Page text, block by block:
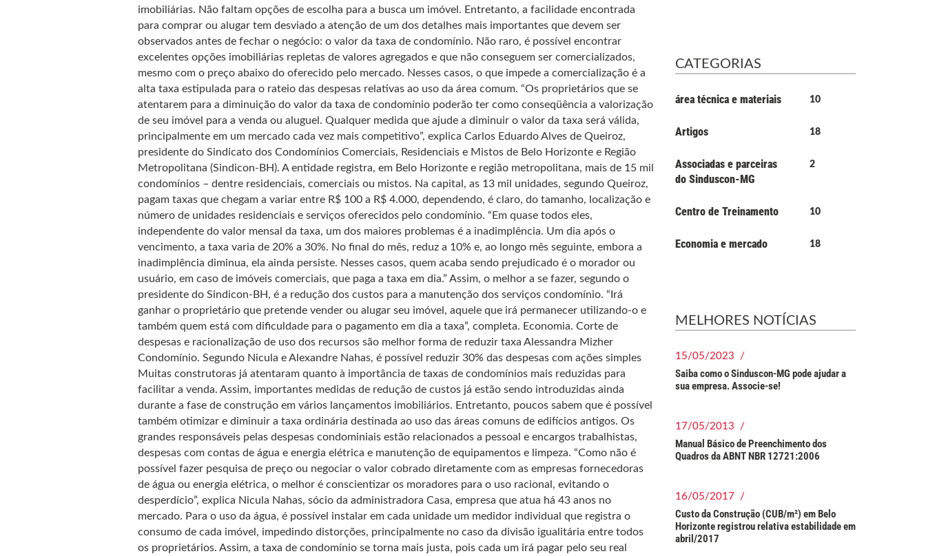
imobiliárias. Não faltam opções de escolha para a busca um imóvel. Entretanto, a facilidade encontrada
para comprar ou alugar tem desviado a atenção de um dos detalhes mais importantes que devem ser
observados antes de fechar o negócio: o valor da taxa de condomínio. Não raro, é possível encontrar
excelentes opções imobiliárias repletas de valores agregados e que não conseguem ser comercializados,
mesmo com o preço abaixo do oferecido pelo mercado. Nesses casos, o que impede a comercialização é a
alta taxa estipulada para o rateio das despesas relativas ao uso da área comum. “Os proprietários que se
atentarem para a diminuição do valor da taxa de condomínio poderão ter como conseqüência a valorização
de seu imóvel para a venda ou aluguel. Qualquer medida que ajude a diminuir o valor da taxa será válida,
principalmente em um mercado cada vez mais competitivo”, explica Carlos Eduardo Alves de Queiroz,
presidente do Sindicato dos Condomínios Comerciais, Residenciais e Mistos de Belo Horizonte e Região
Metropolitana (Sindicon-BH). A entidade registra, em Belo Horizonte e região metropolitana, mais de 15 mil
condomínios – dentre residenciais, comerciais ou mistos. Na capital, as 13 mil unidades, segundo Queiroz,
pagam taxas que chegam a variar entre R$ 100 a R$ 4.000, dependendo, é claro, do tamanho, localização e
número de unidades residenciais e serviços oferecidos pelo condomínio. “Em quase todos eles,
independente do valor mensal da taxa, um dos maiores problemas é a inadimplência. Um dia após o
vencimento, a taxa varia de 20% a 30%. No final do mês, reduz a 10% e, ao longo mês seguinte, embora a
inadimplência diminua, ela ainda persiste. Nesses casos, quem acaba sendo prejudicado é o morador ou
usuário, em caso de imóveis comerciais, que paga a taxa em dia.” Assim, o melhor a se fazer, segundo o
presidente do Sindicon-BH, é a redução dos custos para a manutenção dos serviços condomínio. “Irá
ganhar o proprietário que pretende vender ou alugar seu imóvel, aquele que irá permanecer utilizando-o e
também quem está com dificuldade para o pagamento em dia a taxa”, completa. Economia. Corte de
despesas e racionalização de uso dos recursos são melhor forma de reduzir taxa Alessandra Mizher
Condomínio. Segundo Nicula e Alexandre Nahas, é possível reduzir 30% das despesas com ações simples
Muitas construtoras já atentaram quanto à importância de taxas de condomínios mais reduzidas para
facilitar a venda. Assim, importantes medidas de redução de custos já estão sendo introduzidas ainda
durante a fase de construção em vários lançamentos imobiliários. Entretanto, poucos sabem que é possível
também otimizar e diminuir a taxa ordinária destinada ao uso das áreas comuns de edifícios antigos. Os
grandes responsáveis pelas despesas condominiais estão relacionados a pessoal e encargos trabalhistas,
despesas com contas de água e energia elétrica e manutenção de equipamentos e limpeza. “Como não é
possível fazer pesquisa de preço ou negociar o valor cobrado diretamente com as empresas fornecedoras
de água ou energia elétrica, o melhor é conscientizar os moradores para o uso racional, evitando o
desperdício”, explica Nicula Nahas, sócio da administradora Casa, empresa que atua há 43 anos no
mercado. Para o uso da água, é possível instalar em cada unidade um medidor individual que registra o
consumo de cada imóvel, impedindo distorções, principalmente no caso da divisão igualitária entre todos
os proprietários. Assim, a taxa de condomínio se torna mais justa, pois cada um irá pagar pelo seu real
CATEGORIAS
área técnica e materiais 10
Artigos 18
Associadas e parceiras
do Sinduscon-MG
2
Centro de Treinamento 10
Economia e mercado 18
MELHORES NOTÍCIAS
15/05/2023 /
Saiba como o Sinduscon-MG pode ajudar a
sua empresa. Associe-se!
17/05/2013 /
Manual Básico de Preenchimento dos
Quadros da ABNT NBR 12721:2006
16/05/2017 /
Custo da Construção (CUB/m²) em Belo
Horizonte registrou relativa estabilidade em
abril/2017